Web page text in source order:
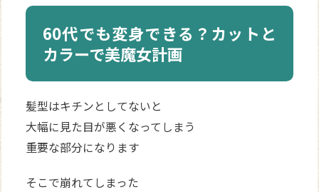
60代でも変身できる？カットと
カラーで美魔女計画
髪型はキチンとしてないと
大幅に見た目が悪くなってしまう
重要な部分になります
そこで崩れてしまった